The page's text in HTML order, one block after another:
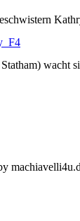
wacht